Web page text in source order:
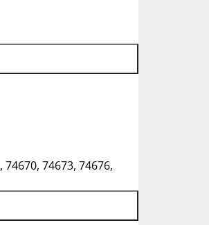
74670, 74673, 74676,